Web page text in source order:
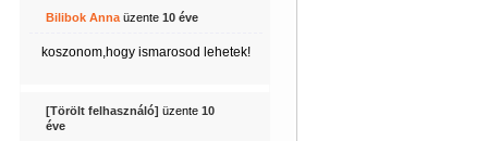
Bilibok Annaüzente 10 éve
koszonom,hogy ismarosod lehetek!
[Törölt felhasználó] üzente 10
éve